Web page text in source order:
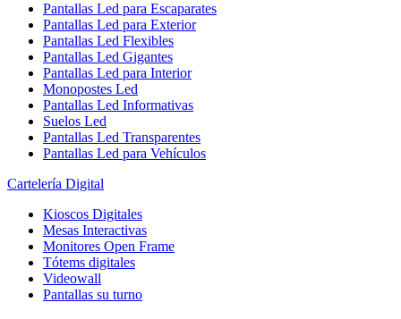
Pantallas Led para Escaparates
Pantallas Led para Exterior
Pantallas Led Flexibles
Pantallas Led Gigantes
Pantallas Led para Interior
Monopostes Led
Pantallas Led Informativas
Suelos Led
Pantallas Led Transparentes
Pantallas Led para Vehículos
Cartelería Digital
Kioscos Digitales
Mesas Interactivas
Monitores Open Frame
Tótems digitales
Videowall
Pantallas su turno